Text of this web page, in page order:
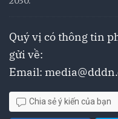
Quý vị có thông tin
gửi về:
Email:
Chia sẻ ý kiến của bạn